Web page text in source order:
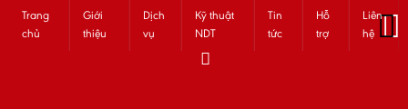
Trang
chủ
Giới
thiệu
Dịch
vụ
Kỹ thuật
NDT
Tin
tức
Hỗ
trợ
Liên
hệ